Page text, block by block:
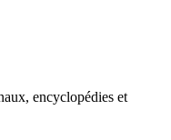
encyclopédies et